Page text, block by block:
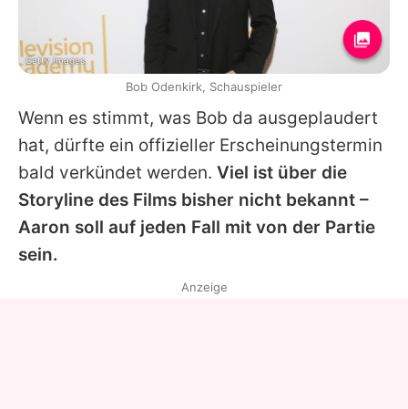
Wenn es stimmt, was Bob da ausgeplaudert
hat, dürfte ein offizieller Erscheinungstermin
bald verkündet werden. Viel ist über die
Storyline des Films bisher nicht bekannt –
Aaron soll auf jeden Fall mit von der Partie
sein.
Getty Images
Bob Odenkirk, Schauspieler
Anzeige